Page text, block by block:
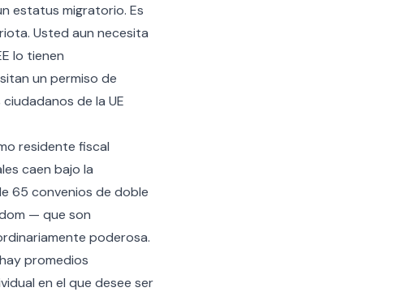
estatus migratorio. Es
Usted aun necesita
lo tienen
un permiso de
de la UE
residente fiscal
caen bajo la
65 convenios de doble
— que son
poderosa.
promedios
en el que desee ser